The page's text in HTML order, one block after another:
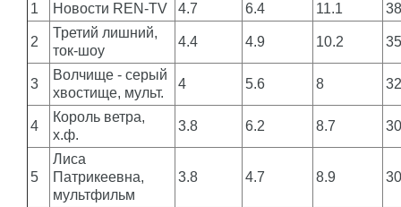
1
Новости REN-TV 4.7 6.4 11.1
2
Третий лишний,
ток-шоу
4.4 4.9 10.2
3
Волчище - серый
хвостище, мульт.
4 5.6 8
4
Король ветра,
х.ф.
3.8 6.2 8.7
5
Лиса
Патрикеевна,
мультфильм
3.8 4.7 8.9